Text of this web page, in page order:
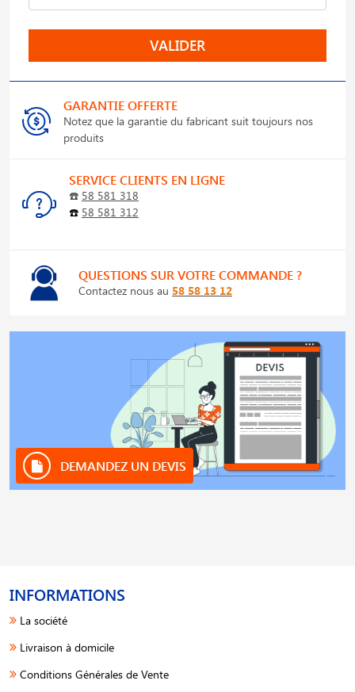
VALIDER
GARANTIE OFFERTE
Notez que la garantie du fabricant suit toujours nos
produits
SERVICE CLIENTS EN LIGNE
☎️ 58 581 318
☎️ 58 581 312
QUESTIONS SUR VOTRE COMMANDE ?
Contactez nous au 58 58 13 12
DEMANDEZ UN DEVIS
INFORMATIONS
La société
Livraison à domicile
Conditions Générales de Vente